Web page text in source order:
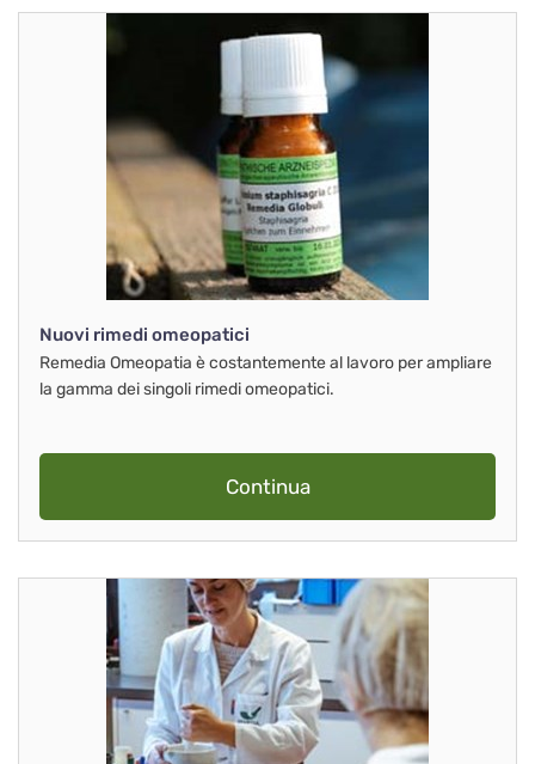
Nuovi rimedi omeopatici
Remedia Omeopatia è costantemente al lavoro per ampliare
la gamma dei singoli rimedi omeopatici.
Continua